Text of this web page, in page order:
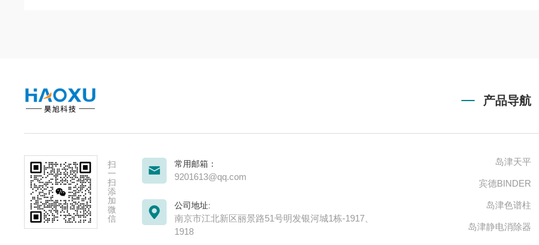
产品导航
扫
一
扫
添
加
微
信
常用邮箱：
9201613@qq.com
公司地址:
南京市江北新区丽景路51号明发银河城1栋-1917、
1918
岛津天平
宾德BINDER
岛津色谱柱
岛津静电消除器